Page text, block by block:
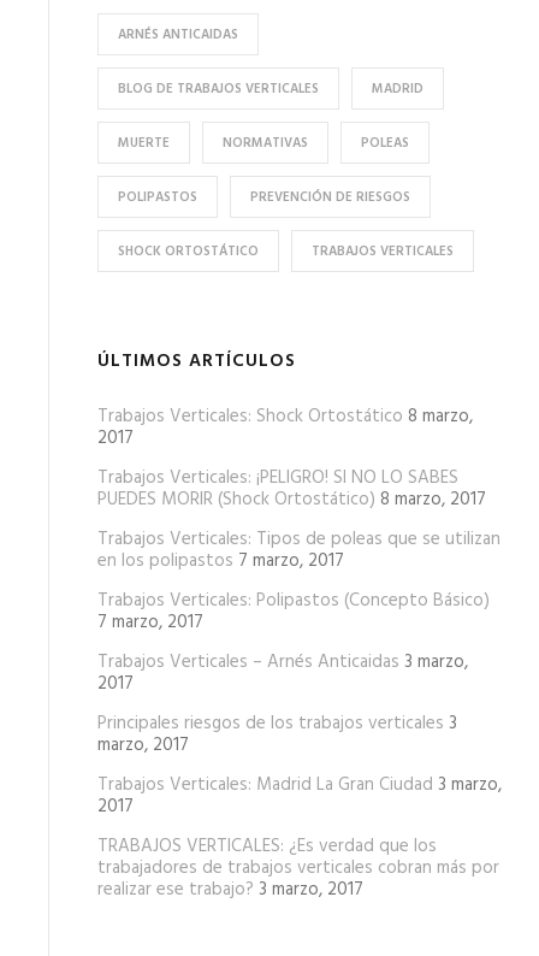
ARNÉS ANTICAIDAS
BLOG DE TRABAJOS VERTICALES MADRID
MUERTE NORMATIVAS POLEAS
POLIPASTOS PREVENCIÓN DE RIESGOS
SHOCK ORTOSTÁTICO TRABAJOS VERTICALES
ÚLTIMOS ARTÍCULOS
Trabajos Verticales: Shock Ortostático 8 marzo,
2017
Trabajos Verticales: ¡PELIGRO! SI NO LO SABES
PUEDES MORIR (Shock Ortostático) 8 marzo, 2017
Trabajos Verticales: Tipos de poleas que se utilizan
en los polipastos 7 marzo, 2017
Trabajos Verticales: Polipastos (Concepto Básico)
7 marzo, 2017
Trabajos Verticales – Arnés Anticaidas 3 marzo,
2017
Principales riesgos de los trabajos verticales 3
marzo, 2017
Trabajos Verticales: Madrid La Gran Ciudad 3 marzo,
2017
TRABAJOS VERTICALES: ¿Es verdad que los
trabajadores de trabajos verticales cobran más por
realizar ese trabajo? 3 marzo, 2017